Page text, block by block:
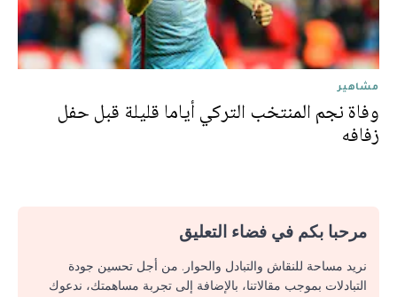
مشاهير
وفاة نجم المنتخب التركي أياما قليلة قبل حفل
زفافه
مرحبا بكم في فضاء التعليق
نريد مساحة للنقاش والتبادل والحوار. من أجل تحسين جودة
التبادلات بموجب مقالاتنا، بالإضافة إلى تجربة مساهمتك، ندعوك